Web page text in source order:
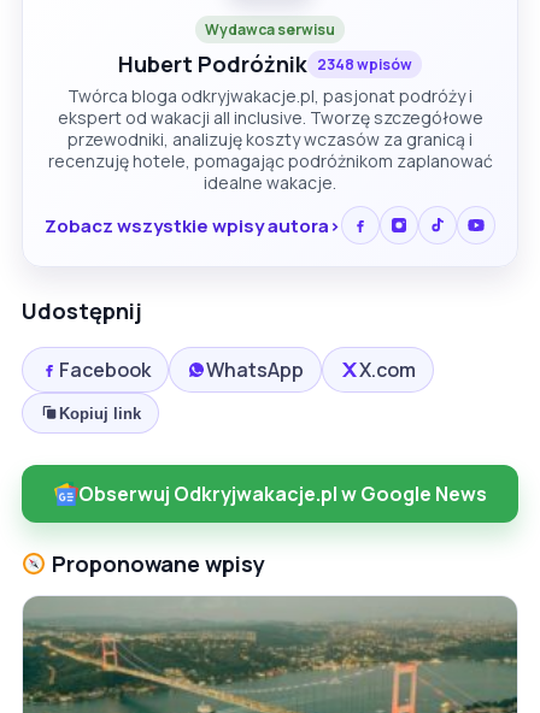
Wydawca serwisu
Hubert Podróżnik 2348 wpisów
Twórca bloga odkryjwakacje.pl, pasjonat podróży i
ekspert od wakacji all inclusive. Tworzę szczegółowe
przewodniki, analizuję koszty wczasów za granicą i
recenzuję hotele, pomagając podróżnikom zaplanować
idealne wakacje.
Zobacz wszystkie wpisy autora
Udostępnij
Facebook WhatsApp X.com
Kopiuj link
Obserwuj Odkryjwakacje.pl w Google News
Proponowane wpisy